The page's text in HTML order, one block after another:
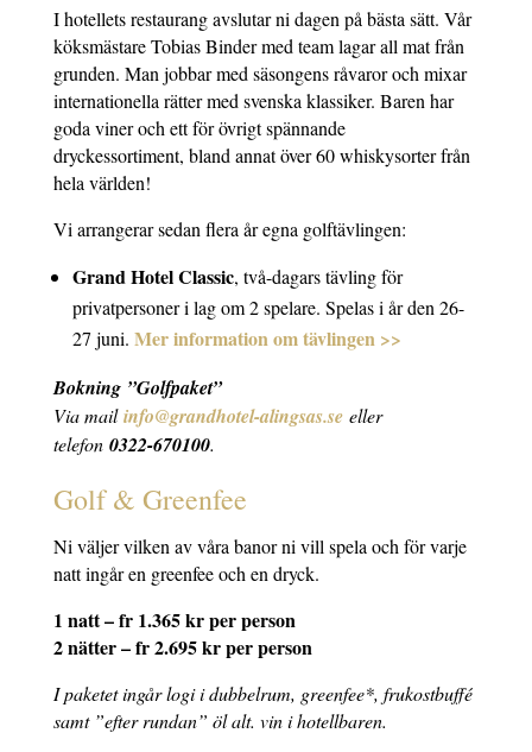
I hotellets restaurang avslutar ni dagen på bästa sätt. Vår
köksmästare Tobias Binder med team lagar all mat från
grunden. Man jobbar med säsongens råvaror och mixar
internationella rätter med svenska klassiker. Baren har
goda viner och ett för övrigt spännande
dryckessortiment, bland annat över 60 whiskysorter från
hela världen!
Vi arrangerar sedan flera år egna golftävlingen:
Grand Hotel Classic, två-dagars tävling för
privatpersoner i lag om 2 spelare. Spelas i år den 26-
27 juni. Mer information om tävlingen >>
Bokning ”Golfpaket”
Via mailinfo@grandhotel-alingsas.seeller
telefon 0322-670100.
Golf & Greenfee
Ni väljer vilken av våra banor ni vill spela och för varje
natt ingår en greenfee och en dryck.
1 natt – fr 1.365 kr per person
2 nätter – fr 2.695 kr per person
I paketet ingår logi i dubbelrum, greenfee*, frukostbuffé
samt ”efter rundan” öl alt. vin i hotellbaren.